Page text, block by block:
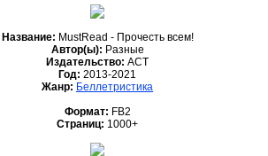
Название: MustRead - Прочесть всем!
Автор(ы): Разные
Издательство: АСТ
Год: 2013-2021
Жанр: Беллетристика
Формат: FB2
Страниц: 1000+